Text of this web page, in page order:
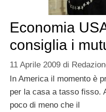
Economia
consiglia i
11 Aprile 2009 di
In America il momento è
per la casa a tasso fisso.
poco di meno che il